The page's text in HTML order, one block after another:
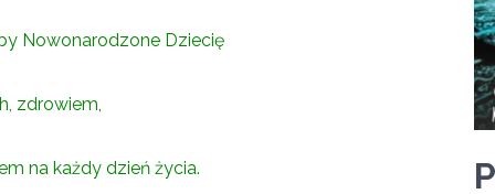
Nowonarodzone Dziecię
zdrowiem,
na każdy dzień życia.